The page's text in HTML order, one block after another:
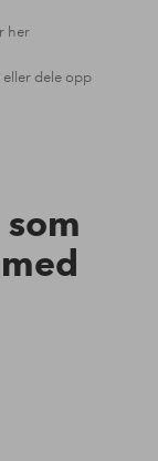
her
eller dele opp